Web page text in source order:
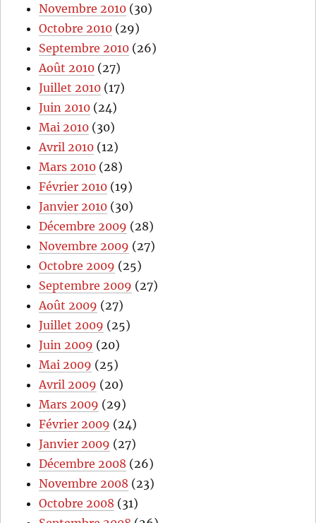
Novembre 2010 (30)
Octobre 2010 (29)
Septembre 2010 (26)
Août 2010 (27)
Juillet 2010 (17)
Juin 2010 (24)
Mai 2010 (30)
Avril 2010 (12)
Mars 2010 (28)
Février 2010 (19)
Janvier 2010 (30)
Décembre 2009 (28)
Novembre 2009 (27)
Octobre 2009 (25)
Septembre 2009 (27)
Août 2009 (27)
Juillet 2009 (25)
Juin 2009 (20)
Mai 2009 (25)
Avril 2009 (20)
Mars 2009 (29)
Février 2009 (24)
Janvier 2009 (27)
Décembre 2008 (26)
Novembre 2008 (23)
Octobre 2008 (31)